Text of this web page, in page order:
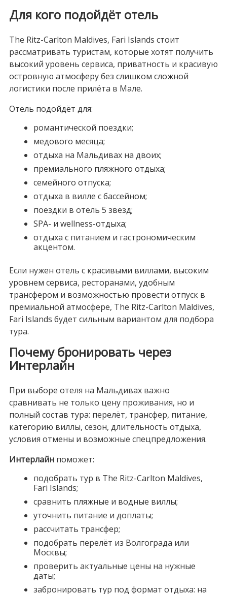
Для кого подойдёт отель
The Ritz-Carlton Maldives, Fari Islands стоит
рассматривать туристам, которые хотят получить
высокий уровень сервиса, приватность и красивую
островную атмосферу без слишком сложной
логистики после прилёта в Мале.
Отель подойдёт для:
романтической поездки;
медового месяца;
отдыха на Мальдивах на двоих;
премиального пляжного отдыха;
семейного отпуска;
отдыха в вилле с бассейном;
поездки в отель 5 звезд;
SPA- и wellness-отдыха;
отдыха с питанием и гастрономическим
акцентом.
Если нужен отель с красивыми виллами, высоким
уровнем сервиса, ресторанами, удобным
трансфером и возможностью провести отпуск в
премиальной атмосфере, The Ritz-Carlton Maldives,
Fari Islands будет сильным вариантом для подбора
тура.
Почему бронировать через
Интерлайн
При выборе отеля на Мальдивах важно
сравнивать не только цену проживания, но и
полный состав тура: перелёт, трансфер, питание,
категорию виллы, сезон, длительность отдыха,
условия отмены и возможные спецпредложения.
Интерлайнпоможет:
подобрать тур в The Ritz-Carlton Maldives,
Fari Islands;
сравнить пляжные и водные виллы;
уточнить питание и доплаты;
рассчитать трансфер;
подобрать перелёт из Волгограда или
Москвы;
проверить актуальные цены на нужные
даты;
забронировать тур под формат отдыха: на